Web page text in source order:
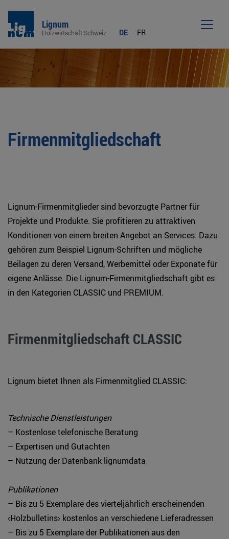
Lignum
Holzwirtschaft Schweiz DE FR
Firmenmitgliedschaft
Lignum-Firmenmitglieder sind bevorzugte Partner für
Projekte und Produkte. Sie profitieren zu attraktiven
Konditionen von einem breiten Angebot an Services. Dazu
gehören zum Beispiel Lignum-Schriften und mögliche
Beilagen zu deren Versand, Werbemittel oder Exponate für
eigene Anlässe. Die Lignum-Firmenmitgliedschaft gibt es
in den Kategorien CLASSIC und PREMIUM.
Firmenmitgliedschaft CLASSIC
Lignum bietet Ihnen als Firmenmitglied CLASSIC:
Technische Dienstleistungen
– Kostenlose telefonische Beratung
– Expertisen und Gutachten
– Nutzung der Datenbank lignumdata
Publikationen
– Bis zu 5 Exemplare des vierteljährlich erscheinenden
‹Holzbulletins› kostenlos an verschiedene Lieferadressen
– Bis zu 5 Exemplare der Publikationen aus den